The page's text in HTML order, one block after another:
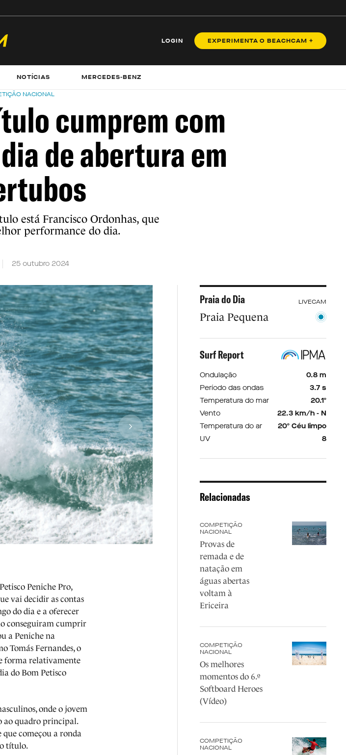
LOGIN EXPERIMENTA O BEACHCAM +
NOTÍCIAS MERCEDES-BENZ
NACIONAL
cumprem com
de abertura em
está Francisco Ordonhas, que
performance do dia.
25 outubro 2024
Peniche Pro,
vai decidir as contas
do dia e a oferecer
conseguiram cumprir
a Peniche na
Tomás Fernandes, o
forma relativamente
do Bom Petisco
onde o jovem
ao quadro principal.
começou a ronda
título.
Praia do Dia LIVECAM
Praia Pequena
Surf Report
Ondulação
0.8 m
Período das ondas
3.7 s
Temperatura do mar
20.1º
Vento
22.3 km/h - N
Temperatura do ar
20º Céu limpo
UV
8
Relacionadas
COMPETIÇÃO
NACIONAL
Provas de
remada e de
natação em
águas abertas
voltam à
Ericeira
COMPETIÇÃO
NACIONAL
Os melhores
momentos do 6.º
Softboard Heroes
(Vídeo)
COMPETIÇÃO
NACIONAL